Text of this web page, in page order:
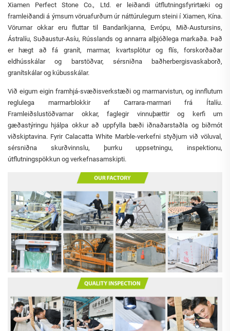
Xiamen Perfect Stone Co., Ltd. er leiðandi útflutningsfyrirtæki og
framleiðandi á ýmsum vöruafurðum úr náttúrulegum steini í Xiamen, Kína.
Vörurnar okkar eru fluttar til Bandaríkjanna, Evrópu, Mið-Austursins,
Ástralíu, Suðaustur-Asíu, Rússlands og annarra alþjóðlega markaða. Það
er hægt að fá granít, marmar, kvartsplötur og flís, forskorðaðar
eldhússkálar og barstöðvar, sérsniðna baðherbergisvaskaborð,
granítskálar og kúbusskálar.
Við eigum eigin framhjá-svæðisverkstæði og marmarvistun, og innflutum
reglulega marmarblokkir af Carrara-marmari frá Ítalíu.
Framleiðslustöðvarnar okkar, faglegir vinnuþættir og kerfi um
gæðastýringu hjálpa okkur að uppfylla bæði iðnaðarstaðla og biðmót
viðskiptavina. Fyrir Calacatta White Marble-verkefni styðjum við völuval,
sérsniðna skurðvinnslu, þurrku uppsetningu, inspektionu,
útflutningspökkun og verkefnasamskipti.